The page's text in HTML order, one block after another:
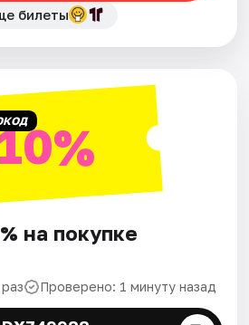
билеты
на покупке
Проверено: 1 минуту назад